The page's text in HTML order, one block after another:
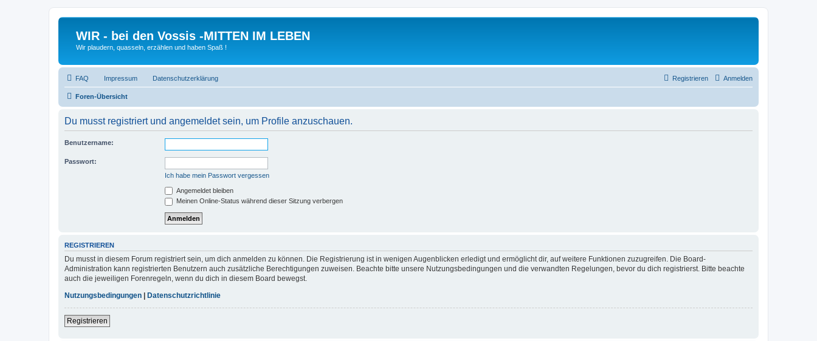
WIR - bei den Vossis -MITTEN IM LEBEN
Wir plaudern, quasseln, erzählen und haben Spaß !
FAQ Impressum Datenschutzerklärung Anmelden
Registrieren
Foren-Übersicht
Du musst registriert und angemeldet sein, um Profile anzuschauen.
Benutzername:
Passwort:
Ich habe mein Passwort vergessen
Angemeldet bleiben
Meinen Online-Status während dieser Sitzung verbergen
REGISTRIEREN
Du musst in diesem Forum registriert sein, um dich anmelden zu können. Die Registrierung ist in wenigen Augenblicken erledigt und ermöglicht dir, auf weitere Funktionen zuzugreifen. Die Board-
Administration kann registrierten Benutzern auch zusätzliche Berechtigungen zuweisen. Beachte bitte unsere Nutzungsbedingungen und die verwandten Regelungen, bevor du dich registrierst. Bitte beachte
auch die jeweiligen Forenregeln, wenn du dich in diesem Board bewegst.
Nutzungsbedingungen
Datenschutzrichtlinie
Registrieren